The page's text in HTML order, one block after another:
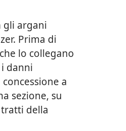
gli argani
Prima di
lo collegano
danni
a
sezione, su
della